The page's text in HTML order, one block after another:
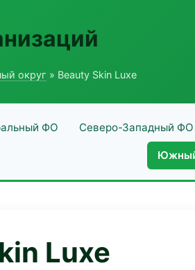
округ » Beauty Skin Luxe
ФО Северо-Западный ФО
Luxe